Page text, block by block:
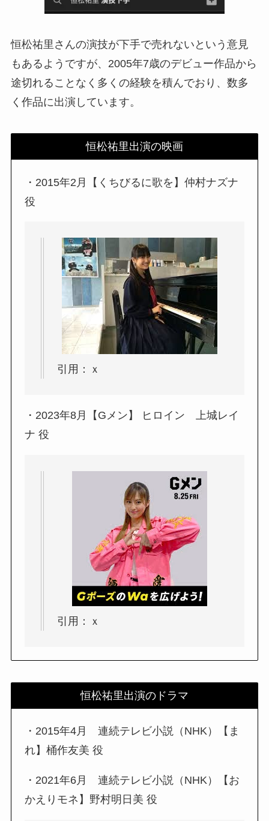
恒松祐里さんの演技が下手で売れないという意見
もあるようですが、2005年7歳のデビュー作品から
途切れることなく多くの経験を積んでおり、数多
く作品に出演しています。
恒松祐里出演の映画
・2015年2月【くちびるに歌を】仲村ナズナ
役
引用：ｘ
・2023年8月【Gメン】 ヒロイン 上城レイ
ナ 役
引用：ｘ
恒松祐里出演のドラマ
・2015年4月 連続テレビ小説（NHK）【ま
れ】桶作友美 役
・2021年6月 連続テレビ小説（NHK）【お
かえりモネ】野村明日美 役